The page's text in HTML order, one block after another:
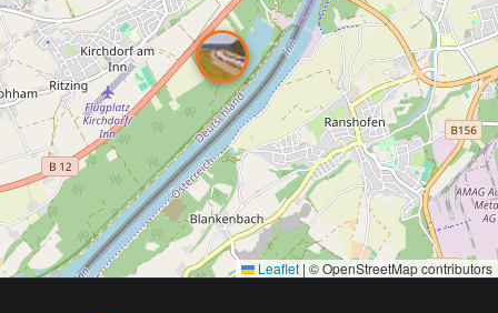
Leaflet | © OpenStreetMap contributors